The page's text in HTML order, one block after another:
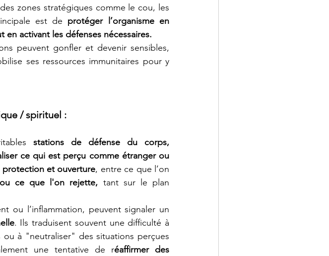
zones stratégiques comme le cou, les
est de protéger l’organisme en
activant les défenses nécessaires.
peuvent gonfler et devenir sensibles,
ses ressources immunitaires pour y
/ spirituel :
stations de défense du corps,
ce qui est perçu comme étranger ou
protection et ouverture
ce que l'on rejette, tant sur le plan
. Ils traduisent souvent une difficulté à
à "neutraliser" des situations perçues
une tentative de réaffirmer des